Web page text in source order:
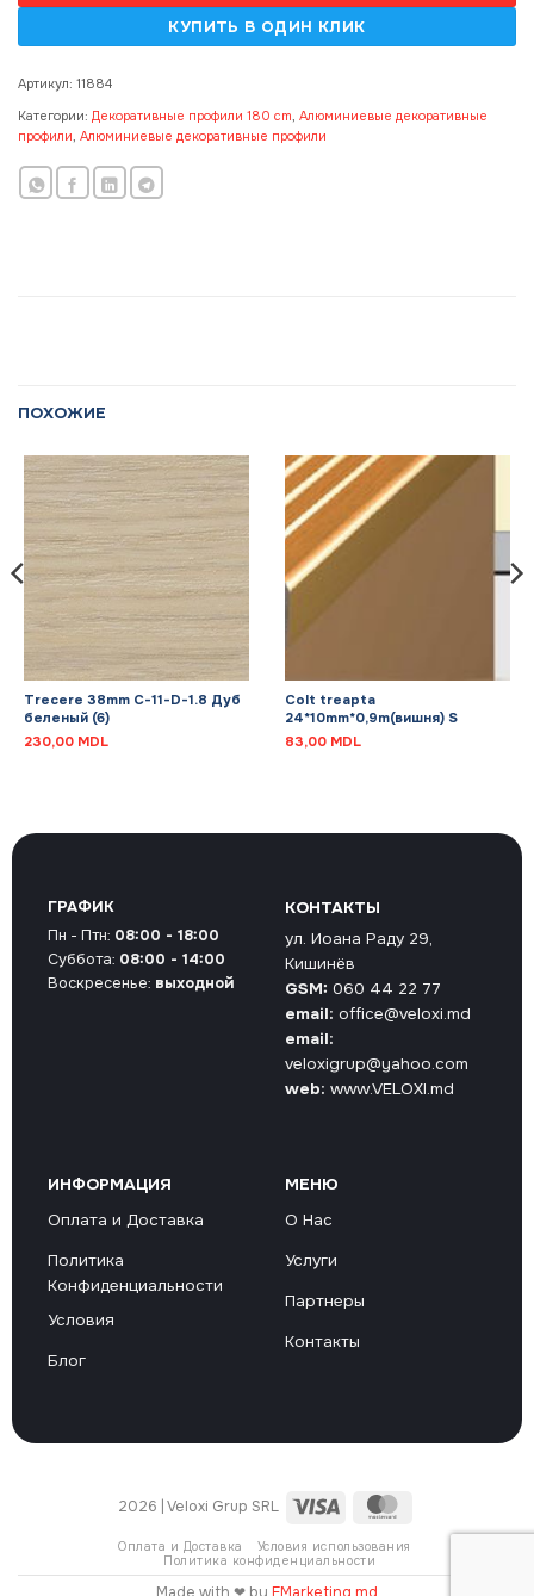
Артикул: 11884
Категории: Декоративные профили 180 cm, Алюминиевые декоративные
профили, Алюминиевые декоративные профили
ПОХОЖИЕ
Trecere 38mm С-11-D-1.8 Дуб
беленый (6)
230,00 MDL
Colt treapta
24*10mm*0,9m(вишня) S
83,00 MDL
КОНТАКТЫ
ул. Иоана Раду 29,
Кишинёв
GSM: 060 44 22 77
email: office@veloxi.md
email:
veloxigrup@yahoo.com
web: www.VELOXI.md
ИНФОРМАЦИЯ
Оплата и Доставка
Политика
Конфиденциальности
Условия
Блог
МЕНЮ
О Нас
Услуги
Партнеры
Контакты
ГРАФИК
Пн - Птн: 08:00 - 18:00
Суббота: 08:00 - 14:00
Воскресенье: выходной
2026 | Veloxi Grup SRL Visa
Оплата и Доставка
Условия использования
Политика конфиденциальности